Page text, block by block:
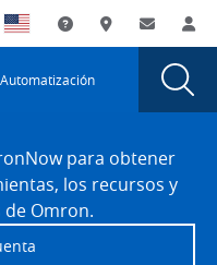
Soporte DóndeContacto
Automatización
para obtener
los recursos y
Omron.